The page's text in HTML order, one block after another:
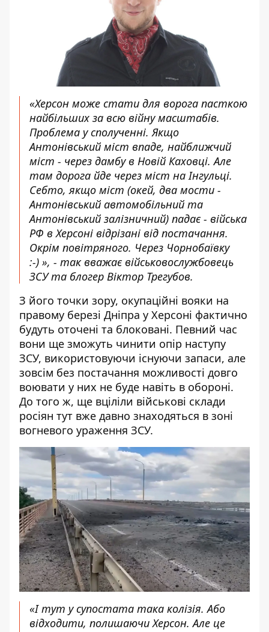
«Херсон може стати для ворога пасткою
найбільших за всю війну масштабів.
Проблема у сполученні. Якщо
Антонівський міст впаде, найближчий
міст - через дамбу в Новій Каховці. Але
там дорога йде через міст на Інгульці.
Себто, якщо міст (окей, два мости -
Антонівський автомобільний та
Антонівський залізничний) падає - війська
РФ в Херсоні відрізані від постачання.
Окрім повітряного. Через Чорнобаївку
:-) », - так вважає військовослужбовець
ЗСУ та блогер Віктор Трегубов.
З його точки зору, окупаційні вояки на
правому березі Дніпра у Херсоні фактично
будуть оточені та блоковані. Певний час
вони ще зможуть чинити опір наступу
ЗСУ, використовуючи існуючи запаси, але
зовсім без постачання можливості довго
воювати у них не буде навіть в обороні.
До того ж, ще вціліли військові склади
росіян тут вже давно знаходяться в зоні
вогневого ураження ЗСУ.
«І тут у супостата така колізія. Або
відходити, полишаючи Херсон. Але це